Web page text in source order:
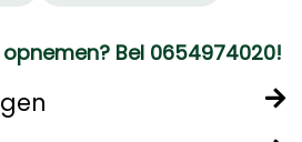
Bel 0654974020!